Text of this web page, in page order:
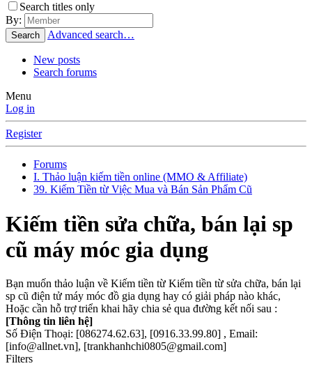
Search titles only
By:
Search Advanced search…
New posts
Search forums
Menu
Log in
Register
Forums
I. Thảo luận kiếm tiền online (MMO & Affiliate)
39. Kiếm Tiền từ Việc Mua và Bán Sản Phẩm Cũ
Kiếm tiền sửa chữa, bán lại sp
cũ máy móc gia dụng
Bạn muốn thảo luận về Kiếm tiền từ Kiếm tiền từ sửa chữa, bán lại
sp cũ điện tử máy móc đồ gia dụng hay có giải pháp nào khác,
Hoặc cần hỗ trợ triển khai hãy chia sẻ qua đường kết nối sau :
[Thông tin liên hệ]
Số Điện Thoại: [086274.62.63], [0916.33.99.80] , Email:
[info@allnet.vn], [trankhanhchi0805@gmail.com]
Filters